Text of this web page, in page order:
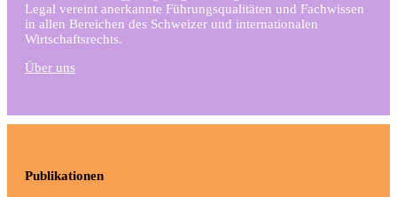
Legal vereint anerkannte Führungsqualitäten und Fachwissen
in allen Bereichen des Schweizer und internationalen
Wirtschaftsrechts.
Über uns
Publikationen